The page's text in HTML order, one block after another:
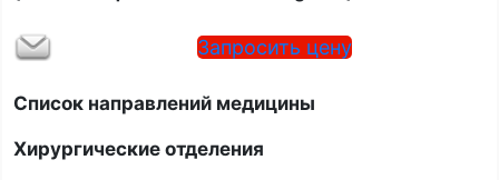
Запросить цену
Список направлений медицины
Хирургические отделения